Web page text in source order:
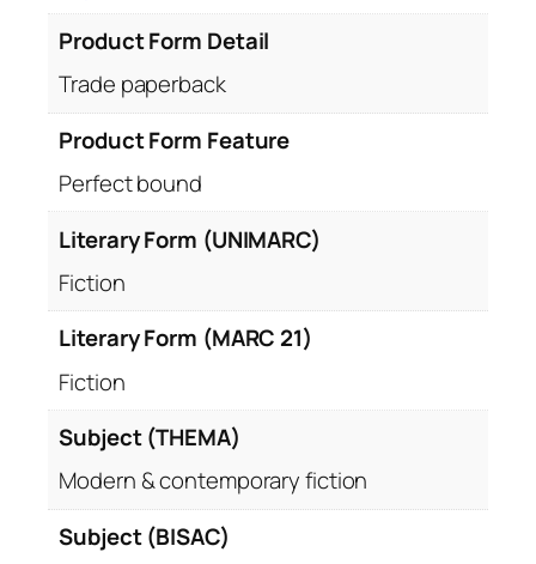
Product Form Detail
Trade paperback
Product Form Feature
Perfect bound
Literary Form (UNIMARC)
Fiction
Literary Form (MARC 21)
Fiction
Subject (THEMA)
Modern & contemporary fiction
Subject (BISAC)